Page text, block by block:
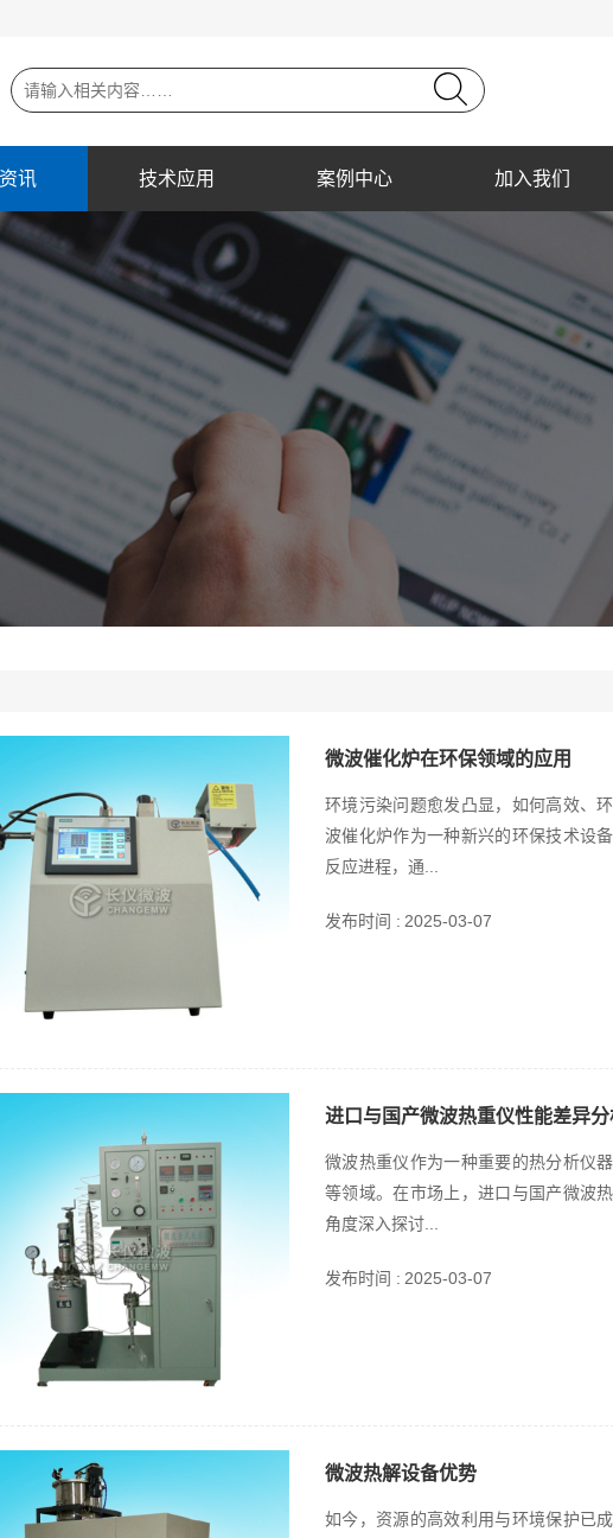
讯 技术应用 案例中心 加入我们
微波催化炉在环保领域的应用
环境污染问题愈发凸显，如何高效、
波催化炉作为一种新兴的环保技术设
反应进程，通...
发布时间 : 2025-03-07
进口与国产微波热重仪性能差异分
微波热重仪作为一种重要的热分析仪
等领域。在市场上，进口与国产微波
角度深入探讨...
发布时间 : 2025-03-07
微波热解设备优势
如今，资源的高效利用与环境保护已